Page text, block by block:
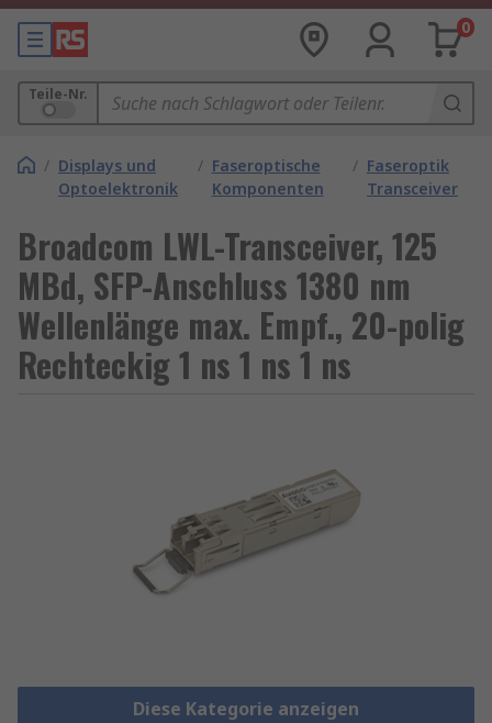
0
Teile-Nr.
/ Displays und
Optoelektronik
/ Faseroptische
Komponenten
/ Faseroptik
Transceiver
Broadcom LWL-Transceiver, 125
MBd, SFP-Anschluss 1380 nm
Wellenlänge max. Empf., 20-polig
Rechteckig 1 ns 1 ns 1 ns
Diese Kategorie anzeigen